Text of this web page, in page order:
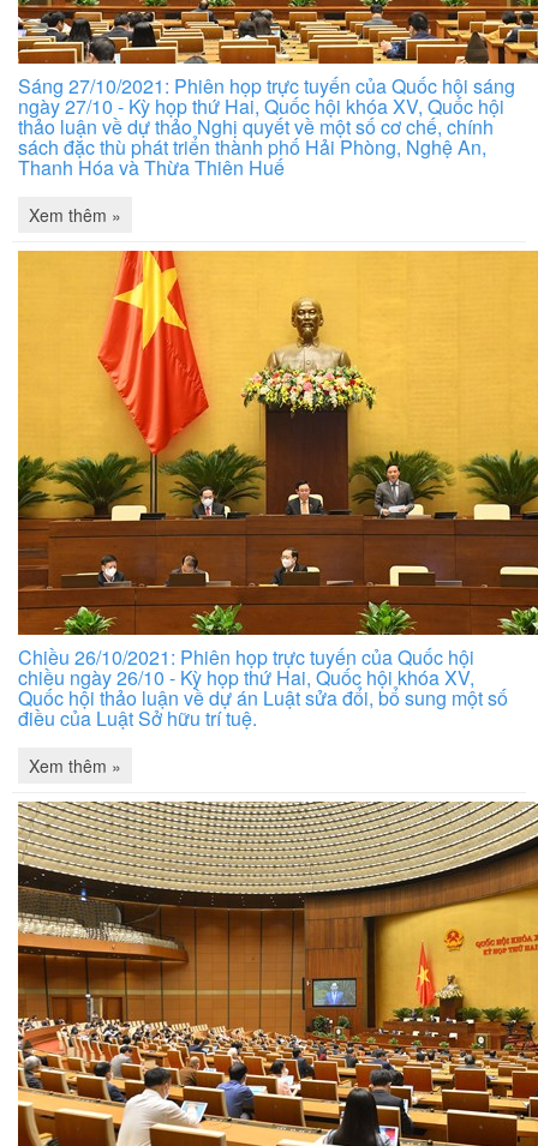
Sáng 27/10/2021: Phiên họp trực tuyến của Quốc hội sáng
ngày 27/10 - Kỳ họp thứ Hai, Quốc hội khóa XV, Quốc hội
thảo luận về dự thảo Nghị quyết về một số cơ chế, chính
sách đặc thù phát triển thành phố Hải Phòng, Nghệ An,
Thanh Hóa và Thừa Thiên Huế
Xem thêm »
Chiều 26/10/2021: Phiên họp trực tuyến của Quốc hội
chiều ngày 26/10 - Kỳ họp thứ Hai, Quốc hội khóa XV,
Quốc hội thảo luận về dự án Luật sửa đổi, bổ sung một số
điều của Luật Sở hữu trí tuệ.
Xem thêm »